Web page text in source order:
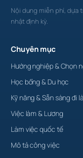
Nội dung miễn phí, dựa
nhật định kỳ.
Chuyên mục
Hướng nghiệp & Chọn
Học bổng & Du học
Kỹ năng & Sẵn sàng đi
Việc làm & Lương
Làm việc quốc tế
Mô tả công việc